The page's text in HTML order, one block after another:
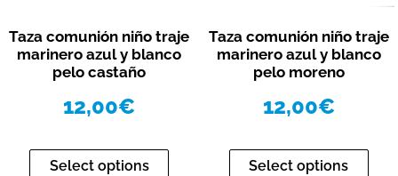
Taza comunión niño traje
marinero azul y blanco
pelo castaño
12,00€
Select options
Taza comunión niño traje
marinero azul y blanco
pelo moreno
12,00€
Select options